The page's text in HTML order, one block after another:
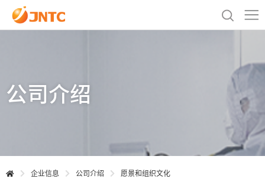
公司介绍
企业信息 公司介绍 愿景和组织文化